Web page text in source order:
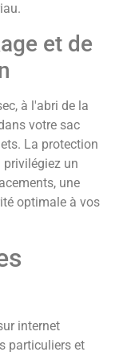
et de
à l'abri de la
votre sac
La protection
un
une
optimale à vos
internet
particuliers et